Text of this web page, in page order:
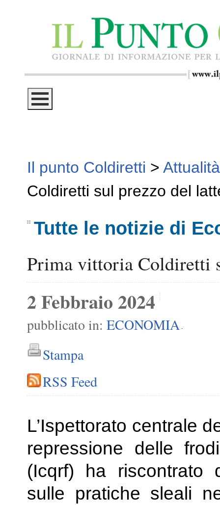
Il punto Coldiretti > Attualità
Coldiretti sul prezzo del
Tutte le notizie di
Prima vittoria Coldiretti
2 Febbraio 2024
pubblicato in: ECONOMIA -
Stampa
RSS Feed
L’Ispettorato centrale
repressione delle
(Icqrf) ha riscontrato
sulle pratiche sleali